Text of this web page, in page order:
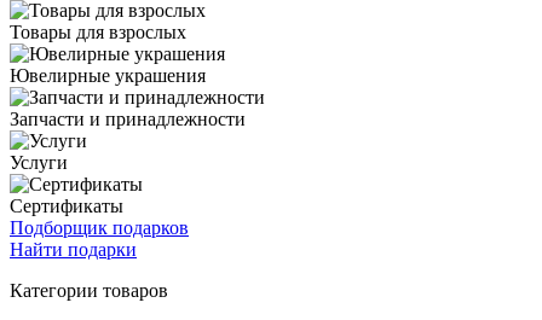
Товары для взрослых
Ювелирные украшения
Запчасти и принадлежности
Услуги
Сертификаты
Подборщик подарков
Найти подарки
Категории товаров